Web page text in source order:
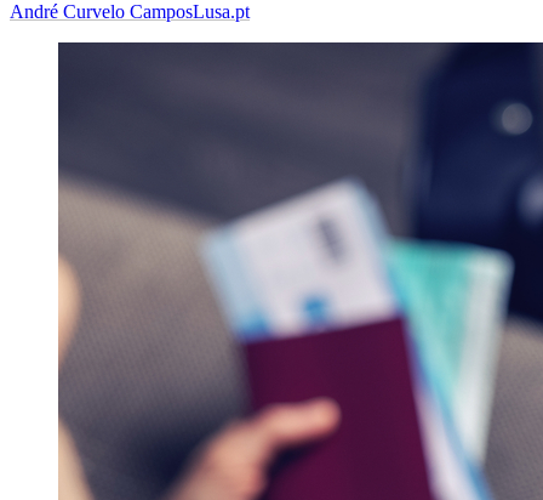
André Curvelo CamposLusa.pt